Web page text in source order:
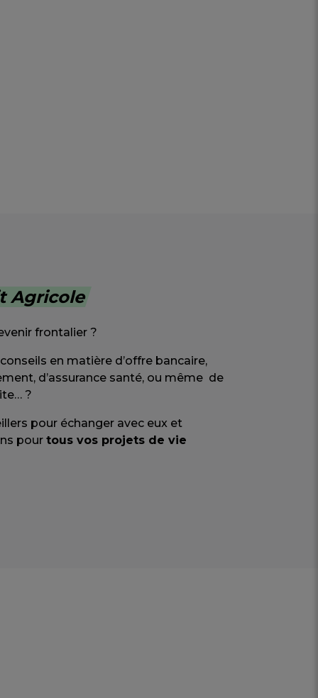
Agricole
frontalier ?
en matière d’offre bancaire,
d’assurance santé, ou même de
?
pour échanger avec eux et
pour tous vos projets de vie